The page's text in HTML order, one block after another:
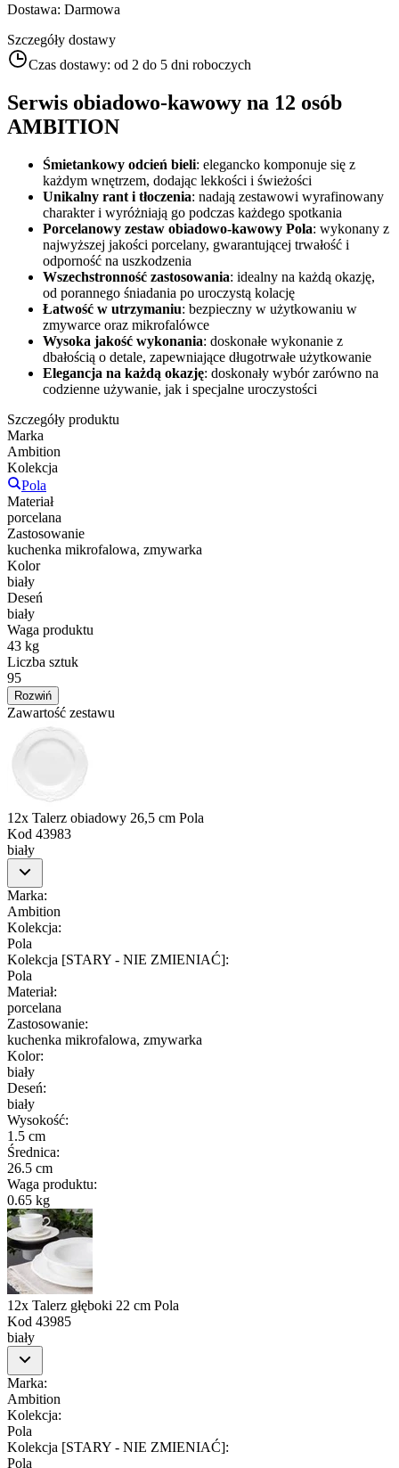
Dostawa: Darmowa
Szczegóły dostawy
Czas dostawy: od 2 do 5 dni roboczych
Serwis obiadowo-kawowy na 12 osób
AMBITION
Śmietankowy odcień bieli: elegancko komponuje się z
każdym wnętrzem, dodając lekkości i świeżości
Unikalny rant i tłoczenia: nadają zestawowi wyrafinowany
charakter i wyróżniają go podczas każdego spotkania
Porcelanowy zestaw obiadowo-kawowy Pola: wykonany z
najwyższej jakości porcelany, gwarantującej trwałość i
odporność na uszkodzenia
Wszechstronność zastosowania: idealny na każdą okazję,
od porannego śniadania po uroczystą kolację
Łatwość w utrzymaniu: bezpieczny w użytkowaniu w
zmywarce oraz mikrofalówce
Wysoka jakość wykonania: doskonałe wykonanie z
dbałością o detale, zapewniające długotrwałe użytkowanie
Elegancja na każdą okazję: doskonały wybór zarówno na
codzienne używanie, jak i specjalne uroczystości
Szczegóły produktu
Marka
Ambition
Kolekcja
Pola
Materiał
porcelana
Zastosowanie
kuchenka mikrofalowa, zmywarka
Kolor
biały
Deseń
biały
Waga produktu
43 kg
Liczba sztuk
95
Rozwiń
Zawartość zestawu
12x Talerz obiadowy 26,5 cm Pola
Kod 43983
biały
Marka:
Ambition
Kolekcja:
Pola
Kolekcja [STARY - NIE ZMIENIAĆ]:
Pola
Materiał:
porcelana
Zastosowanie:
kuchenka mikrofalowa, zmywarka
Kolor:
biały
Deseń:
biały
Wysokość:
1.5 cm
Średnica:
26.5 cm
Waga produktu:
0.65 kg
12x Talerz głęboki 22 cm Pola
Kod 43985
biały
Marka:
Ambition
Kolekcja:
Pola
Kolekcja [STARY - NIE ZMIENIAĆ]:
Pola